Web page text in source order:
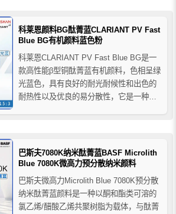
版油墨、平版印刷油墨、紫外光固化油墨
等。
科莱恩颜料BG酞菁蓝CLARIANT PV Fast
Blue BG有机颜料蓝色粉
科莱恩CLARIANT PV Fast Blue BG是一
款高性能β型铜酞菁蓝有机颜料，色相呈绿
光蓝色，具有良好的耐光耐候性和出色的
耐热性以及优良的易分散性，它是一种多
维等。
巴斯夫7080K纳米酞菁蓝BASF Microlith
Blue 7080K微高力预分散纳米颜料
巴斯夫微高力Microlith Blue 7080K预分散
纳米酞菁蓝颜料是一种以酮和酯类可溶的
氯乙烯/醋酸乙烯共聚树脂为载体，与酞菁